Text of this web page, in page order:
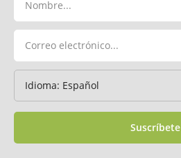
Suscríbete